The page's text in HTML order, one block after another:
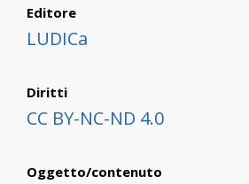
Editore
LUDICa
Diritti
CC BY-NC-ND 4.0
Oggetto/contenuto